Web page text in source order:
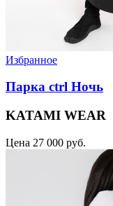
Избранное
Парка ctrl Ночь
KATAMI WEAR
Цена 27 000 руб.